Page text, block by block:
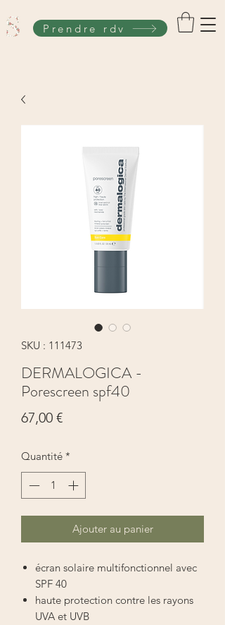
Prendre rdv
SKU : 111473
DERMALOGICA -
Porescreen spf40
67,00 €Prix
Quantité *
Ajouter au panier
écran solaire multifonctionnel avec
SPF 40
haute protection contre les rayons
UVA et UVB